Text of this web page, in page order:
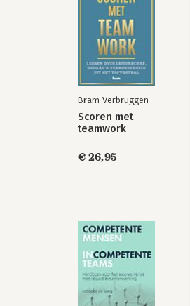
passie voor de lokale kerk en
begeleidt hij leiders en gemeentes
door heel Nederland om hun roeping te
vertalen naar de praktijk van alledag.
Bram Verbruggen
Scoren met
teamwork
€ 26,95